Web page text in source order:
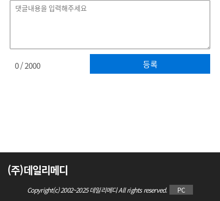
등록
0/ 2000
(주)데일리메디
Copyright(c) 2002~2025 데일리메디 All rights reserved. PC